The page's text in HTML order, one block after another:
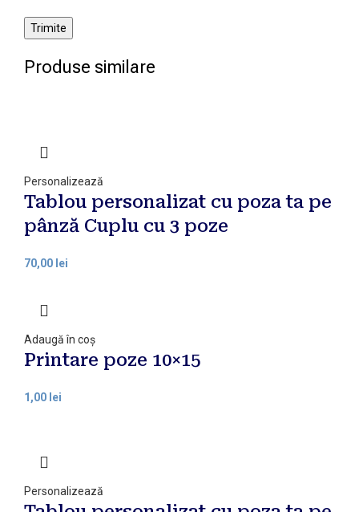
Produse similare
Personalizează
Tablou personalizat cu poza ta pe
pânză Cuplu cu 3 poze
lei
Adaugă în coș
Printare poze 10×15
lei
Personalizează